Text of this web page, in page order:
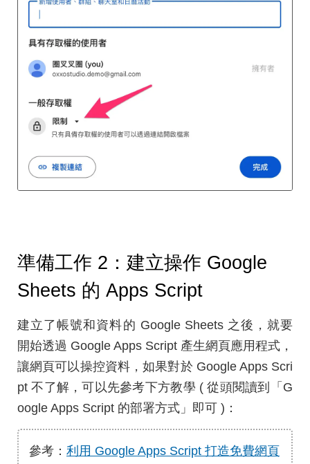
準備工作 2：建立操作 Google
Sheets 的 Apps Script
建立了帳號和資料的 Google Sheets 之後，就要
開始透過 Google Apps Script 產生網頁應用程式，
讓網頁可以操控資料，如果對於 Google Apps Scri
pt 不了解，可以先參考下方教學 ( 從頭閱讀到「G
oogle Apps Script 的部署方式」即可 )：
參考： 利用 Google Apps Script 打造免費網頁